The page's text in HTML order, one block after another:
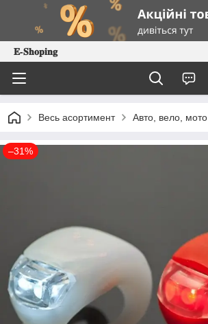
𝐄-𝐒𝐡𝐨𝐩𝐢𝐧𝐠
Весь асортимент Авто, вело, мото
–31%